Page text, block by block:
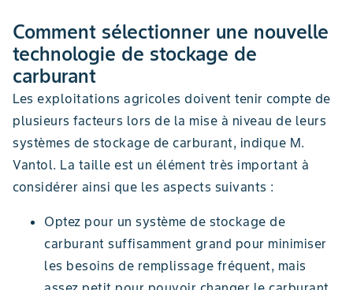
Comment sélectionner une nouvelle
technologie de stockage de
carburant
Les exploitations agricoles doivent tenir compte de
plusieurs facteurs lors de la mise à niveau de leurs
systèmes de stockage de carburant, indique M.
Vantol. La taille est un élément très important à
considérer ainsi que les aspects suivants :
Optez pour un système de stockage de
carburant suffisamment grand pour minimiser
les besoins de remplissage fréquent, mais